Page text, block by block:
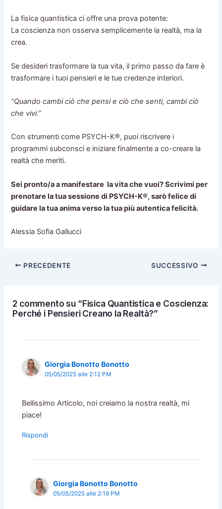
La fisica quantistica ci offre una prova potente:
La coscienza non osserva semplicemente la realtà, ma la
crea.
Se desideri trasformare la tua vita, il primo passo da fare è
trasformare i tuoi pensieri e le tue credenze interiori.
“Quando cambi ciò che pensi e ciò che senti, cambi ciò
che vivi.”
Con strumenti come PSYCH-K®, puoi riscrivere i
programmi subconsci e iniziare finalmente a co-creare la
realtà che meriti.
Sei pronto/a a manifestare la vita che vuoi? Scrivimi per
prenotare la tua sessione di PSYCH-K®, sarò felice di
guidare la tua anima verso la tua più autentica felicità.
Alessia Sofia Gallucci
PRECEDENTE SUCCESSIVO
2 commento su “Fisica Quantistica e Coscienza:
Perché i Pensieri Creano la Realtà?”
Giorgia Bonotto Bonotto
05/05/2025 alle 2:12 PM
Bellissimo Articolo, noi creiamo la nostra realtà, mi
piace!
Rispondi
Giorgia Bonotto Bonotto
05/05/2025 alle 2:19 PM